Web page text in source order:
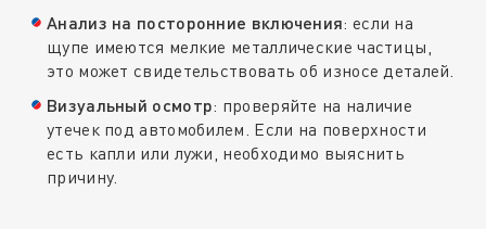
Анализ на посторонние включения: если на
щупе имеются мелкие металлические частицы,
это может свидетельствовать об износе деталей.
Визуальный осмотр: проверяйте на наличие
утечек под автомобилем. Если на поверхности
есть капли или лужи, необходимо выяснить
причину.